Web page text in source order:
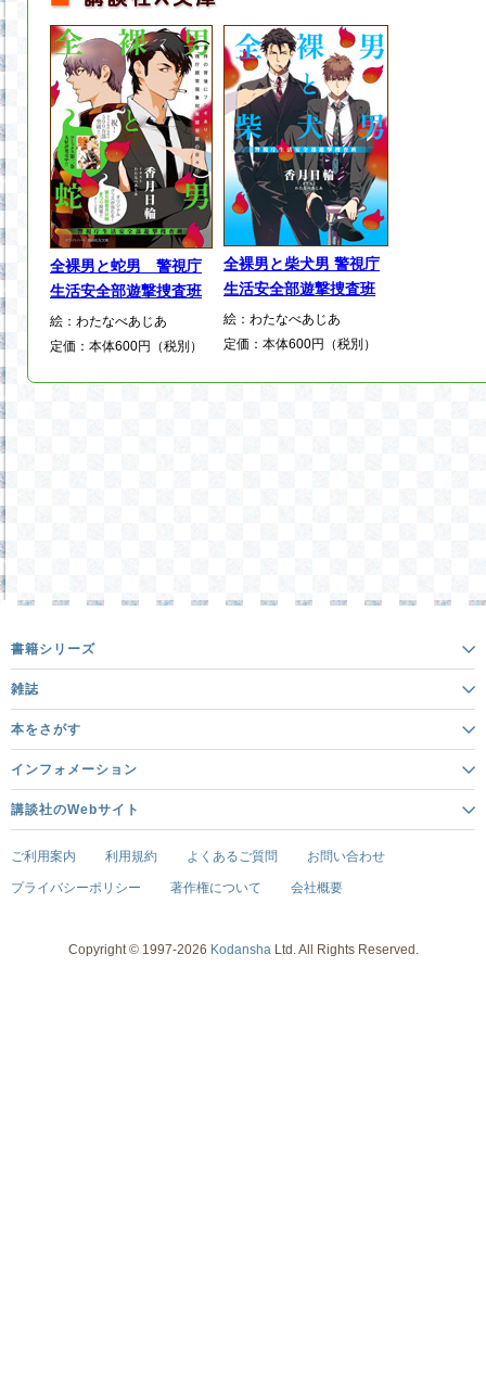
全裸男と蛇男 警視庁
生活安全部遊撃捜査班
絵：わたなべあじあ
定価：本体600円（税別）
全裸男と柴犬男 警視庁
生活安全部遊撃捜査班
絵：わたなべあじあ
定価：本体600円（税別）
書籍シリーズ
雑誌
本をさがす
インフォメーション
講談社のWebサイト
ご利用案内 利用規約 よくあるご質問 お問い合わせ
プライバシーポリシー 著作権について 会社概要
Copyright © 1997-2026 KodanshaLtd. All Rights Reserved.